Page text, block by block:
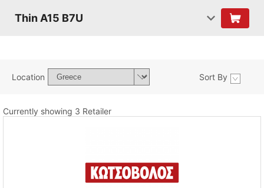
Thin A15 B7U
Location Sort By
Currently showing 3 Retailer